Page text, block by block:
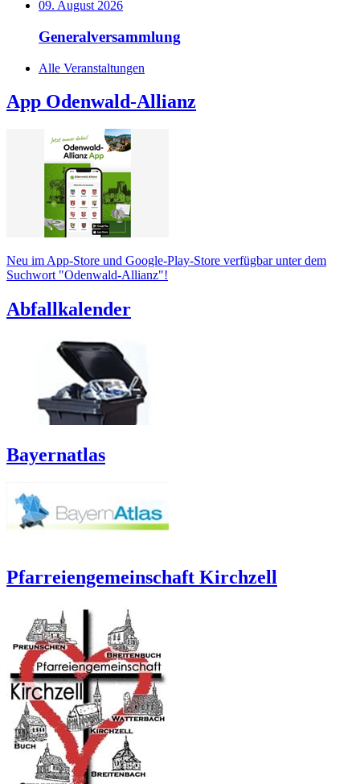
09. August 2026
Generalversammlung
Alle Veranstaltungen
App Odenwald-Allianz
Neu im App-Store und Google-Play-Store verfügbar unter dem
Suchwort "Odenwald-Allianz"!
Abfallkalender
Bayernatlas
Pfarreiengemeinschaft Kirchzell